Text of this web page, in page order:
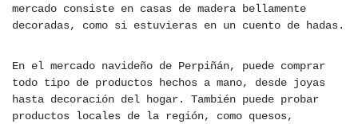
mercado consiste en casas de madera bellamente
decoradas, como si estuvieras en un cuento de hadas.
En el mercado navideño de Perpiñán, puede comprar
todo tipo de productos hechos a mano, desde joyas
hasta decoración del hogar. También puede probar
productos locales de la región, como quesos,